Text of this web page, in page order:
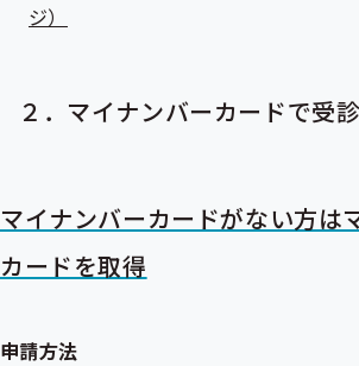
ジ）
２．マイナンバーカードで受
マイナンバーカードがない方は
カードを取得
申請方法